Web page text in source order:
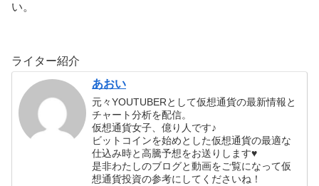
い。
ライター紹介
あおい
元々YOUTUBERとして仮想通貨の最新情報と
チャート分析を配信。
仮想通貨女子、億り人です♪
ビットコインを始めとした仮想通貨の最適な
仕込み時と高騰予想をお送りします♥
是非わたしのブログと動画をご覧になって仮
想通貨投資の参考にしてくださいね！